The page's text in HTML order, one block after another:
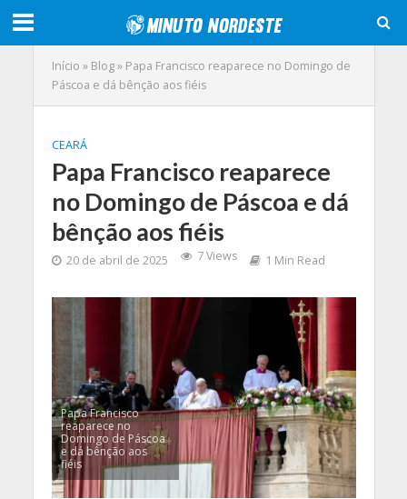
Início » Blog» Papa Francisco reaparece no Domingo de
Páscoa e dá bênção aos fiéis
CEARÁ
Papa Francisco reaparece
no Domingo de Páscoa e dá
bênção aos fiéis
20 de abril de 2025 7 Views 1 Min Read
Papa Francisco
reaparece no
Domingo de Páscoa
e dá bênção aos
fiéis